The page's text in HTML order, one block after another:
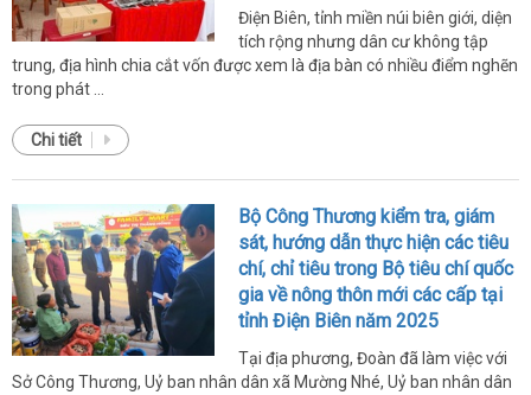
Điện Biên, tỉnh miền núi biên giới, diện
tích rộng nhưng dân cư không tập
trung, địa hình chia cắt vốn được xem là địa bàn có nhiều điểm nghẽn
trong phát ...
Chi tiết
Bộ Công Thương kiểm tra, giám
sát, hướng dẫn thực hiện các tiêu
chí, chỉ tiêu trong Bộ tiêu chí quốc
gia về nông thôn mới các cấp tại
tỉnh Điện Biên năm 2025
Tại địa phương, Đoàn đã làm việc với
Sở Công Thương, Uỷ ban nhân dân xã Mường Nhé, Uỷ ban nhân dân